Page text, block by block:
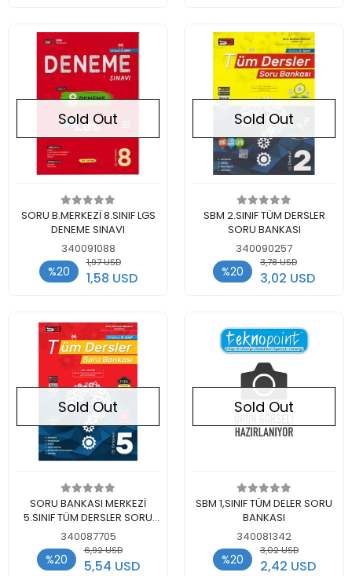
Out of stock
Sold Out
SORU B.MERKEZİ 8.SINIF LGS
DENEME SINAVI
340091088
%20
1,97 USD
1,58 USD
Out of stock
Sold Out
SBM 2.SINIF TÜM DERSLER
SORU BANKASI
340090257
%20
3,78 USD
3,02 USD
Out of stock
Sold Out
SORU BANKASI MERKEZİ
5.SINIF TÜM DERSLER SORU
BANKASI
340087705
%20
6,92 USD
5,54 USD
Out of stock
Sold Out
SBM 1,SINIF TÜM DELER SORU
BANKASI
340081342
%20
3,02 USD
2,42 USD